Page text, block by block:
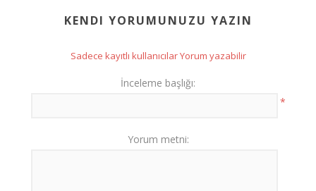
KENDI YORUMUNUZU YAZIN
Sadece kayıtlı kullanıcılar Yorum yazabilir
İnceleme başlığı:
*
Yorum metni: